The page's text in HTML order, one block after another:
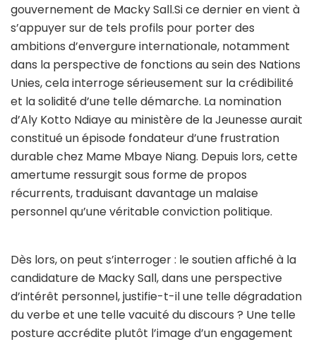
gouvernement de Macky Sall.Si ce dernier en vient à
s’appuyer sur de tels profils pour porter des
ambitions d’envergure internationale, notamment
dans la perspective de fonctions au sein des Nations
Unies, cela interroge sérieusement sur la crédibilité
et la solidité d’une telle démarche. La nomination
d’Aly Kotto Ndiaye au ministère de la Jeunesse aurait
constitué un épisode fondateur d’une frustration
durable chez Mame Mbaye Niang. Depuis lors, cette
amertume ressurgit sous forme de propos
récurrents, traduisant davantage un malaise
personnel qu’une véritable conviction politique.
Dès lors, on peut s’interroger : le soutien affiché à la
candidature de Macky Sall, dans une perspective
d’intérêt personnel, justifie-t-il une telle dégradation
du verbe et une telle vacuité du discours ? Une telle
posture accrédite plutôt l’image d’un engagement